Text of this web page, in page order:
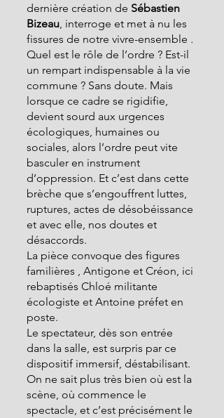
dernière création de Sébastien
Bizeau, interroge et met à nu les
fissures de notre vivre-ensemble .
Quel est le rôle de l’ordre ? Est-il
un rempart indispensable à la vie
commune ? Sans doute. Mais
lorsque ce cadre se rigidifie,
devient sourd aux urgences
écologiques, humaines ou
sociales, alors l’ordre peut vite
basculer en instrument
d’oppression. Et c’est dans cette
brèche que s’engouffrent luttes,
ruptures, actes de désobéissance
et avec elle, nos doutes et
désaccords.
La pièce convoque des figures
familières , Antigone et Créon, ici
rebaptisés Chloé militante
écologiste et Antoine préfet en
poste.
Le spectateur, dès son entrée
dans la salle, est surpris par ce
dispositif immersif, déstabilisant.
On ne sait plus très bien où est la
scène, où commence le
spectacle, et c’est précisément le